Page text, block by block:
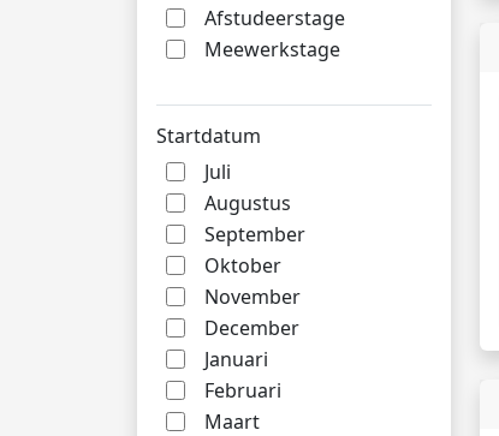
Afstudeerstage
Meewerkstage
Startdatum
Juli
Augustus
September
Oktober
November
December
Januari
Februari
Maart